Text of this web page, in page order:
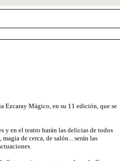
Ezcaray Mágico, en su 11 edición, que se
y en el teatro harán las delicias de todos
de cerca, de salón... serán las